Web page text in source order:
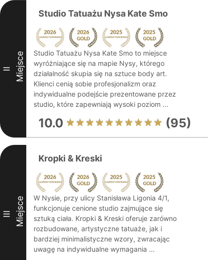
II Miejsce
Studio Tatuażu Nysa Kate Smo
Studio Tatuażu Nysa Kate Smo to miejsce
wyróżniające się na mapie Nysy, którego
działalność skupia się na sztuce body art.
Klienci cenią sobie profesjonalizm oraz
indywidualne podejście prezentowane przez
studio, które zapewniają wysoki poziom ...
10.0 (95)
III Miejsce
Kropki & Kreski
W Nysie, przy ulicy Stanisława Ligonia 4/1,
funkcjonuje cenione studio zajmujące się
sztuką ciała. Kropki & Kreski oferuje zarówno
rozbudowane, artystyczne tatuaże, jak i
bardziej minimalistyczne wzory, zwracając
uwagę na indywidualne wymagania ...